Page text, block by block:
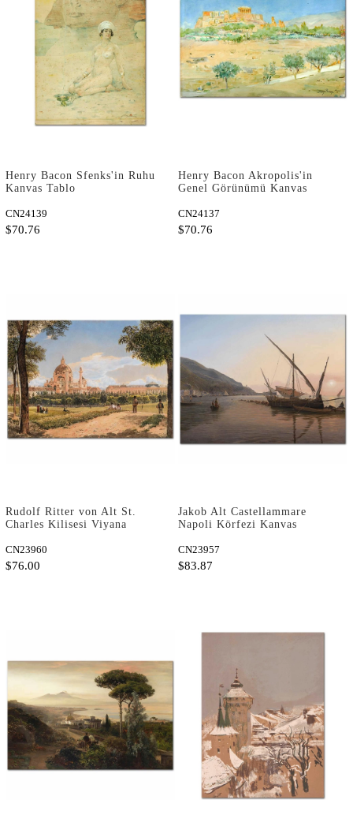
Henry Bacon Sfenks'in Ruhu
Kanvas Tablo
CN24139
$70.76
Henry Bacon Akropolis'in
Genel Görünümü Kanvas
CN24137
$70.76
Rudolf Ritter von Alt St.
Charles Kilisesi Viyana
CN23960
$76.00
Jakob Alt Castellammare
Napoli Körfezi Kanvas
CN23957
$83.87